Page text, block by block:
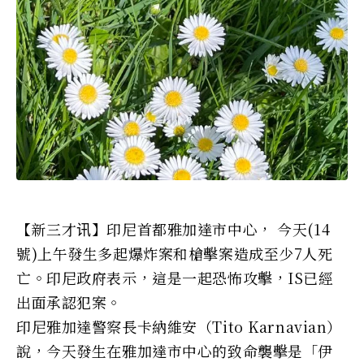
【新三才讯】印尼首都雅加達市中心， 今天(14
號)上午發生多起爆炸案和槍擊案造成至少7人死
亡。印尼政府表示，這是一起恐怖攻擊，IS已經
出面承認犯案。
印尼雅加達警察長卡納維安（Tito Karnavian）
說，今天發生在雅加達市中心的致命襲擊是「伊